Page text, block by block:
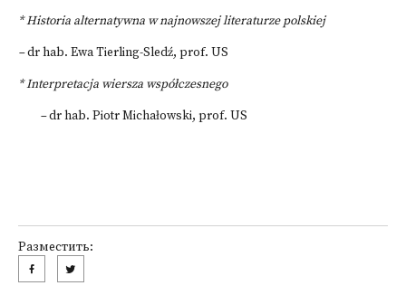
* Historia alternatywna w najnowszej literaturze polskiej
–dr hab. Ewa Tierling-Sledź, prof. US
* Interpretacja wiersza współczesnego
–dr hab. Piotr Michałowski, prof. US
Разместить: